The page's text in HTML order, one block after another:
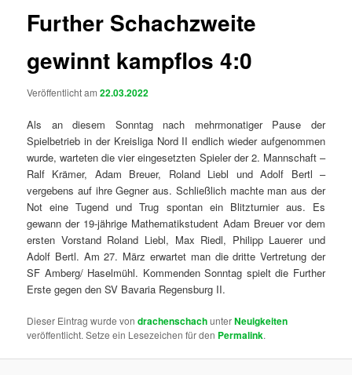
Further Schachzweite
gewinnt kampflos 4:0
Veröffentlicht am22.03.2022
Als an diesem Sonntag nach mehrmonatiger Pause der
Spielbetrieb in der Kreisliga Nord II endlich wieder aufgenommen
wurde, warteten die vier eingesetzten Spieler der 2. Mannschaft –
Ralf Krämer, Adam Breuer, Roland Liebl und Adolf Bertl –
vergebens auf ihre Gegner aus. Schließlich machte man aus der
Not eine Tugend und Trug spontan ein Blitzturnier aus. Es
gewann der 19-jährige Mathematikstudent Adam Breuer vor dem
ersten Vorstand Roland Liebl, Max Riedl, Philipp Lauerer und
Adolf Bertl. Am 27. März erwartet man die dritte Vertretung der
SF Amberg/ Haselmühl. Kommenden Sonntag spielt die Further
Erste gegen den SV Bavaria Regensburg II.
Dieser Eintrag wurde vondrachenschachunterNeuigkeiten
veröffentlicht. Setze ein Lesezeichen für den Permalink.